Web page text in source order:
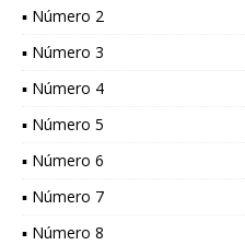
▪ Número 2
▪ Número 3
▪ Número 4
▪ Número 5
▪ Número 6
▪ Número 7
▪ Número 8